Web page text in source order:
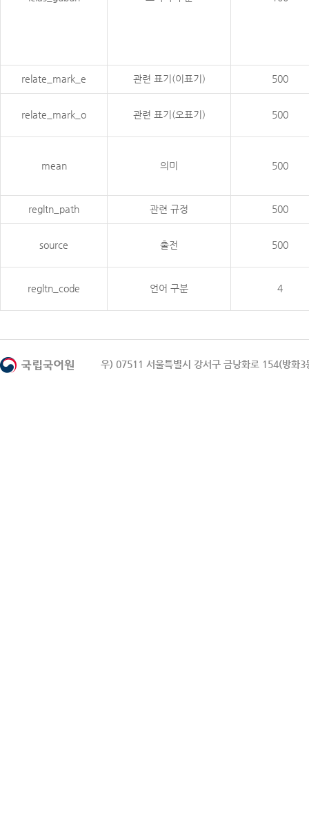
relate_mark_e 관련 표기(이표기) 500
relate_mark_o 관련 표기(오표기) 500
mean 의미 500
regltn_path 관련 규정 500
source 출전 500
regltn_code 언어 구분 4
우) 07511 서울특별시 강서구 금낭화로 154(방화3